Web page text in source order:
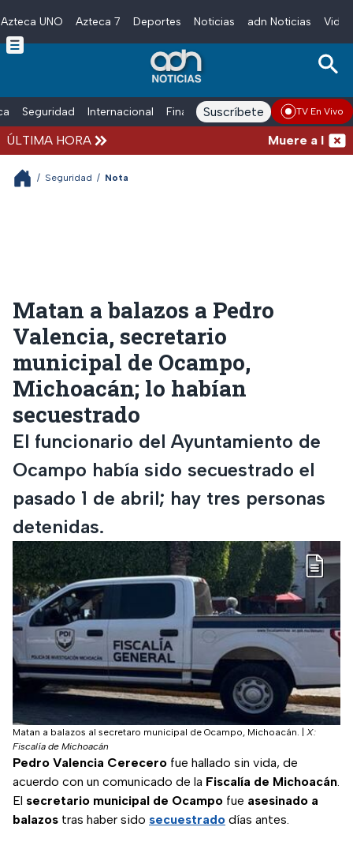
Skip to main content
Azteca UNO Azteca 7 Deportes Noticias adn Noticias
Seguridad Internacional Finanzas adn Noticias Radio
Suscríbete TV En Vivo
ÚLTIMA HORA Muere a los
/ Seguridad / Nota
Matan a balazos a Pedro
Valencia, secretario
municipal de Ocampo,
Michoacán; lo habían
secuestrado
El funcionario del Ayuntamiento de
Ocampo había sido secuestrado el
pasado 1 de abril; hay tres personas
detenidas.
Matan a balazos al secretaro municipal de Ocampo, Michoacán.
X:
Fiscalía de Michoacán
Pedro Valencia Cerecero fue hallado sin vida, de
acuerdo con un comunicado de la Fiscalía de Michoacán.
El secretario municipal de Ocampo fue asesinado a
balazos tras haber sido secuestrado días antes.